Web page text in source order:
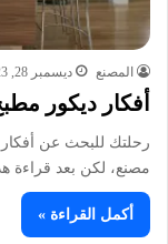
المصنع ديسمبر 28, 2023
أفكار ديكور
رحلتك للبحث عن
مصنع، لكن بعد قراءة
أكمل القراءة »